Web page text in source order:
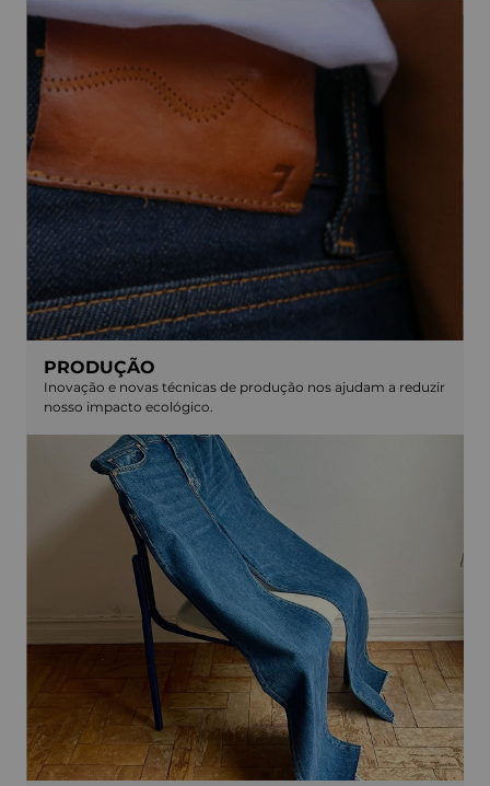
PRODUÇÃO
Inovação e novas técnicas de produção nos ajudam a reduzir
nosso impacto ecológico.